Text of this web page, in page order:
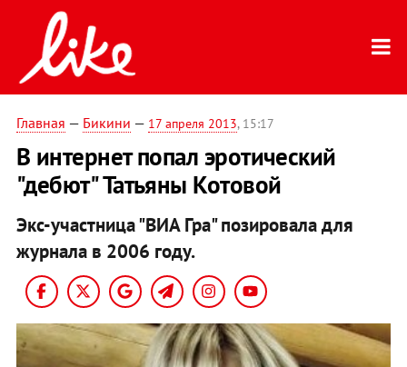
Главная — Бикини — 17 апреля 2013, 15:17
В интернет попал эротический
"дебют" Татьяны Котовой
Экс-участница "ВИА Гра" позировала для
журнала в 2006 году.